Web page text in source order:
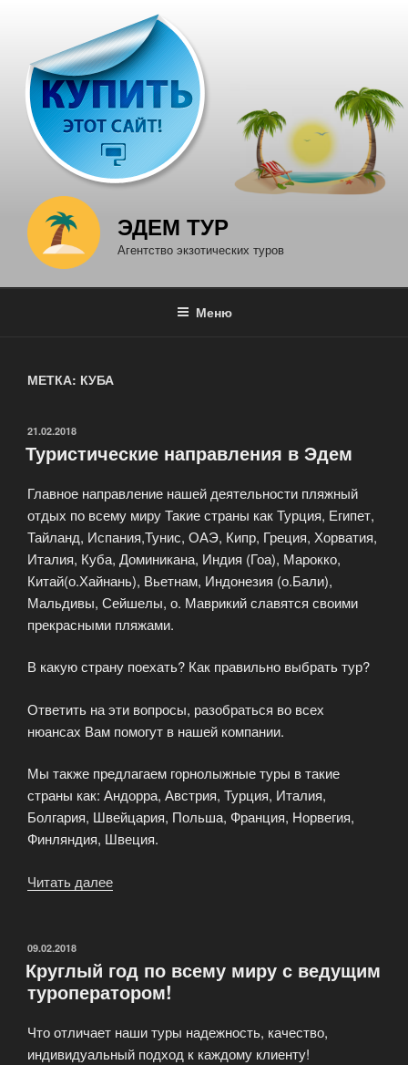
содержимому
ЭДЕМ ТУР
Агентство экзотических туров
Меню
МЕТКА: КУБА
ОПУБЛИКОВАНО
21.02.2018
Туристические направления в Эдем
Главное направление нашей деятельности пляжный
отдых по всему миру Такие страны как Турция, Египет,
Тайланд, Испания,Тунис, ОАЭ, Кипр, Греция, Хорватия,
Италия, Куба, Доминикана, Индия (Гоа), Марокко,
Китай(о.Хайнань), Вьетнам, Индонезия (о.Бали),
Мальдивы, Сейшелы, о. Маврикий славятся своими
прекрасными пляжами.
В какую страну поехать? Как правильно выбрать тур?
Ответить на эти вопросы, разобраться во всех
нюансах Вам помогут в нашей компании.
Мы также предлагаем горнолыжные туры в такие
страны как: Андорра, Австрия, Турция, Италия,
Болгария, Швейцария, Польша, Франция, Норвегия,
Финляндия, Швеция.
Читать далее
ОПУБЛИКОВАНО
09.02.2018
Круглый год по всему миру с ведущим
туроператором!
Что отличает наши туры надежность, качество,
индивидуальный подход к каждому клиенту!